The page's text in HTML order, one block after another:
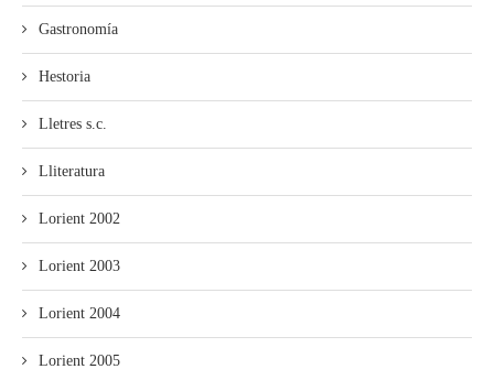
Gastronomía
Hestoria
Lletres s.c.
Lliteratura
Lorient 2002
Lorient 2003
Lorient 2004
Lorient 2005